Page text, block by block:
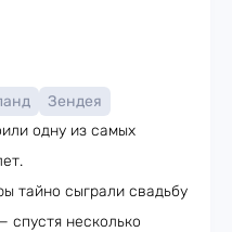
Зендея
одну из самых
тайно сыграли свадьбу
спустя несколько